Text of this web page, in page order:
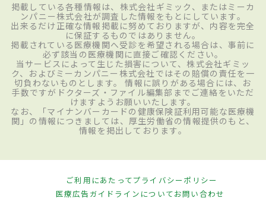
掲載している各種情報は、株式会社ギミック、またはミーカ
ンパニー株式会社が調査した情報をもとにしています。
出来るだけ正確な情報掲載に努めておりますが、内容を完全
に保証するものではありません。
掲載されている医療機関へ受診を希望される場合は、事前に
必ず該当の医療機関に直接ご確認ください。
当サービスによって生じた損害について、株式会社ギミッ
ク、およびミーカンパニー株式会社ではその賠償の責任を一
切負わないものとします。 情報に誤りがある場合には、お
手数ですがドクターズ・ファイル編集部までご連絡をいただ
けますようお願いいたします。
なお、「マイナンバーカードの健康保険証利用可能な医療機
関」の情報につきましては、厚生労働省の情報提供のもと、
情報を掲出しております。
ご利用にあたってプライバシーポリシー
医療広告ガイドラインについてお問い合わせ